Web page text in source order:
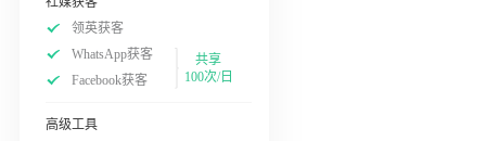
领英获客
WhatsApp获客
Facebook获客
共享
100次/日
高级工具